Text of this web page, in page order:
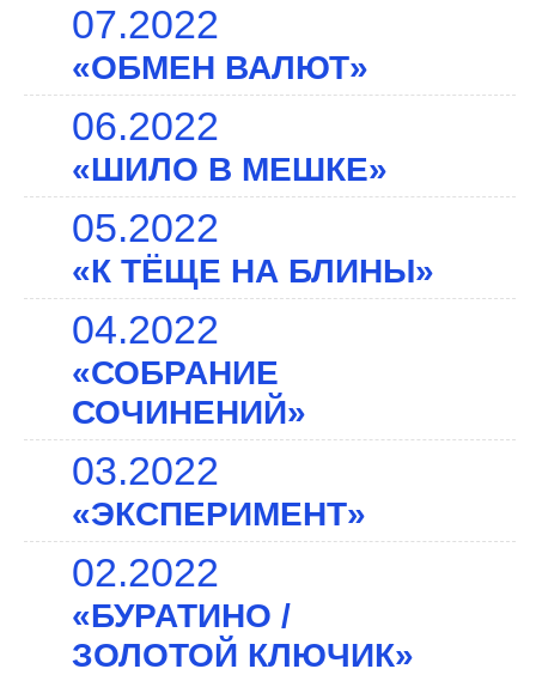
07.2022
«ОБМЕН ВАЛЮТ»
06.2022
«ШИЛО В МЕШКЕ»
05.2022
«К ТЁЩЕ НА БЛИНЫ»
04.2022
«СОБРАНИЕ
СОЧИНЕНИЙ»
03.2022
«ЭКСПЕРИМЕНТ»
02.2022
«БУРАТИНО /
ЗОЛОТОЙ КЛЮЧИК»